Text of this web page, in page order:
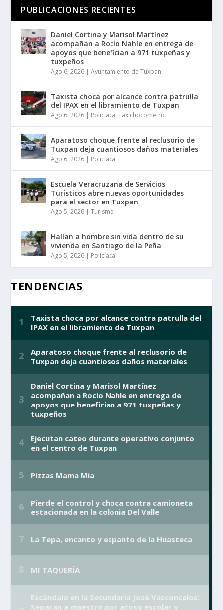
PUBLICACIONES RECIENTES
Daniel Cortina y Marisol Martínez
acompañan a Rocío Nahle en entrega de
apoyos que benefician a 971 tuxpeñas y
tuxpeños
Ago 6, 2026 |Ayuntamiento de Tuxpan
Taxista choca por alcance contra patrulla
del IPAX en el libramiento de Tuxpan
Ago 6, 2026 | Policiaca,Taxichocometro
Aparatoso choque frente al reclusorio de
Tuxpan deja cuantiosos daños materiales
Ago 6, 2026 | Policiaca
Escuela Veracruzana de Servicios
Turísticos abre nuevas oportunidades
para el sector en Tuxpan
Ago 5, 2026 |Turismo
Hallan a hombre sin vida dentro de su
vivienda en Santiago de la Peña
Ago 5, 2026 | Policiaca
TENDENCIAS